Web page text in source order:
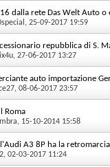
dalla rete Das Welt Auto o
, 25-09-2017 19:59
repubblica di S.
, 27-06-2017 13:27
auto importazione
, 08-06-2017 23:57
Roma
, 15-10-2014 15:58
A3 8P ha la
, 02-03-2017 11:24